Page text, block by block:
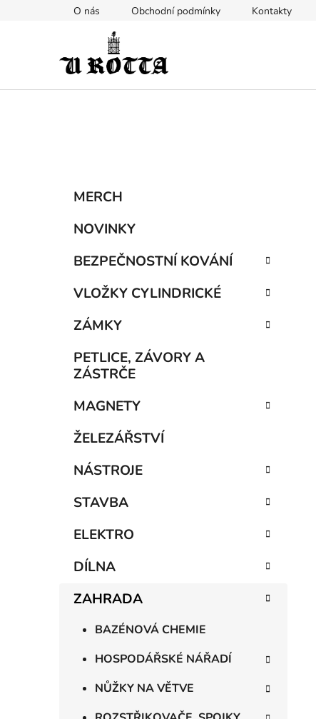
O nás Obchodní podmínky Kontakty
Přeskočit
kategorie
MERCH
NOVINKY
BEZPEČNOSTNÍ KOVÁNÍ
VLOŽKY CYLINDRICKÉ
ZÁMKY
PETLICE, ZÁVORY A
ZÁSTRČE
MAGNETY
ŽELEZÁŘSTVÍ
NÁSTROJE
STAVBA
ELEKTRO
DÍLNA
ZAHRADA
BAZÉNOVÁ CHEMIE
HOSPODÁŘSKÉ NÁŘADÍ
NŮŽKY NA VĚTVE